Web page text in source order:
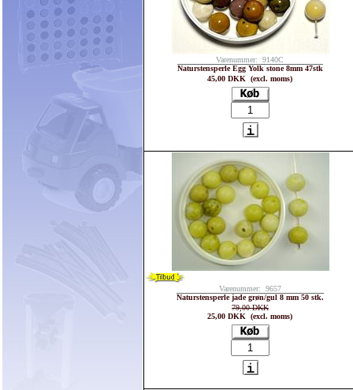
Varenummer: 9140C
Naturstensperle Egg Yolk stone 8mm 47stk
45,00 DKK (excl. moms)
Varenummer: 9657
Naturstensperle jade grøn/gul 8 mm 50 stk.
79,00 DKK
25,00 DKK (excl. moms)